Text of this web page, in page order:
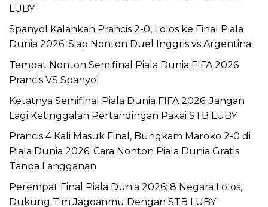
LUBY
Spanyol Kalahkan Prancis 2-0, Lolos ke Final Piala
Dunia 2026: Siap Nonton Duel Inggris vs Argentina
Tempat Nonton Semifinal Piala Dunia FIFA 2026
Prancis VS Spanyol
Ketatnya Semifinal Piala Dunia FIFA 2026: Jangan
Lagi Ketinggalan Pertandingan Pakai STB LUBY
Prancis 4 Kali Masuk Final, Bungkam Maroko 2-0 di
Piala Dunia 2026: Cara Nonton Piala Dunia Gratis
Tanpa Langganan
Perempat Final Piala Dunia 2026: 8 Negara Lolos,
Dukung Tim Jagoanmu Dengan STB LUBY